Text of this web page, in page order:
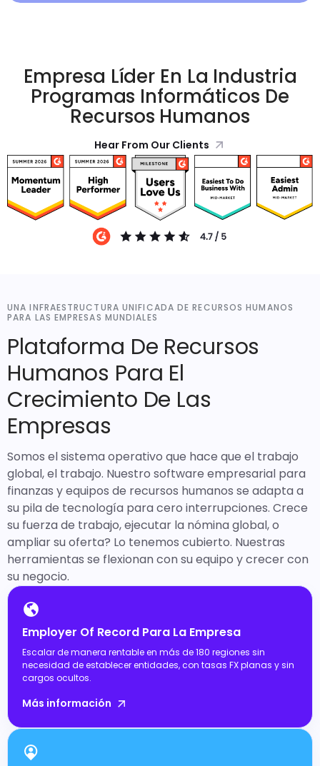
Empresa Líder En La Industria
Programas Informáticos De
Recursos Humanos
Hear From Our Clients
UNA INFRAESTRUCTURA UNIFICADA DE RECURSOS HUMANOS
PARA LAS EMPRESAS MUNDIALES
Plataforma De Recursos
Humanos Para El
Crecimiento De Las
Empresas
Somos el sistema operativo que hace que el trabajo
global, el trabajo. Nuestro software empresarial para
finanzas y equipos de recursos humanos se adapta a
su pila de tecnología para cero interrupciones. Crece
su fuerza de trabajo, ejecutar la nómina global, o
ampliar su oferta? Lo tenemos cubierto. Nuestras
herramientas se flexionan con su equipo y crecer con
su negocio.
Employer Of Record Para La Empresa
Escalar de manera rentable en más de 180 regiones sin
necesidad de establecer entidades, con tasas FX planas y sin
cargos ocultos.
Más información